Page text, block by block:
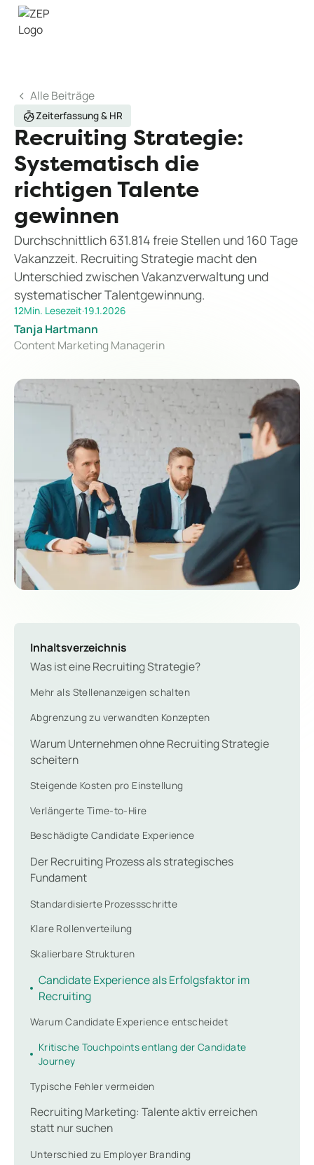
Alle Beiträge
Zeiterfassung & HR
Recruiting Strategie:
Systematisch die
richtigen Talente
gewinnen
Durchschnittlich 631.814 freie Stellen und 160 Tage
Vakanzzeit. Recruiting Strategie macht den
Unterschied zwischen Vakanzverwaltung und
systematischer Talentgewinnung.
12Min. Lesezeit·19.1.2026
Tanja Hartmann
Content Marketing Managerin
Inhaltsverzeichnis
Was ist eine Recruiting Strategie?
Mehr als Stellenanzeigen schalten
Abgrenzung zu verwandten Konzepten
Warum Unternehmen ohne Recruiting Strategie
scheitern
Steigende Kosten pro Einstellung
Verlängerte Time-to-Hire
Beschädigte Candidate Experience
Der Recruiting Prozess als strategisches
Fundament
Standardisierte Prozessschritte
Klare Rollenverteilung
Skalierbare Strukturen
Candidate Experience als Erfolgsfaktor im
Recruiting
Warum Candidate Experience entscheidet
Kritische Touchpoints entlang der Candidate
Journey
Typische Fehler vermeiden
Recruiting Marketing: Talente aktiv erreichen
statt nur suchen
Unterschied zu Employer Branding